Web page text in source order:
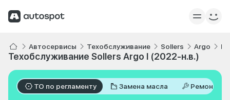
Автосервисы Техобслуживание Sollers Argo I
Техобслуживание Sollers Argo I (2022-н.в.)
ТО по регламенту Замена масла Ремонт